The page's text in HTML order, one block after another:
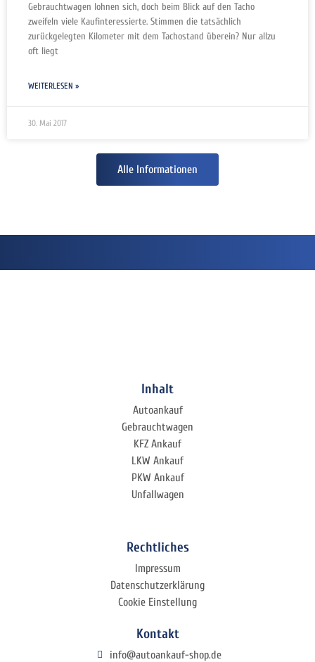
Gebrauchtwagen lohnen sich, doch beim Blick auf den Tacho
zweifeln viele Kaufinteressierte. Stimmen die tatsächlich
zurückgelegten Kilometer mit dem Tachostand überein? Nur allzu
oft liegt
WEITERLESEN »
30. Mai 2017
Alle Informationen
Inhalt
Autoankauf
Gebrauchtwagen
KFZ Ankauf
LKW Ankauf
PKW Ankauf
Unfallwagen
Rechtliches
Impressum
Datenschutzerklärung
Cookie Einstellung
Kontakt
info@autoankauf-shop.de